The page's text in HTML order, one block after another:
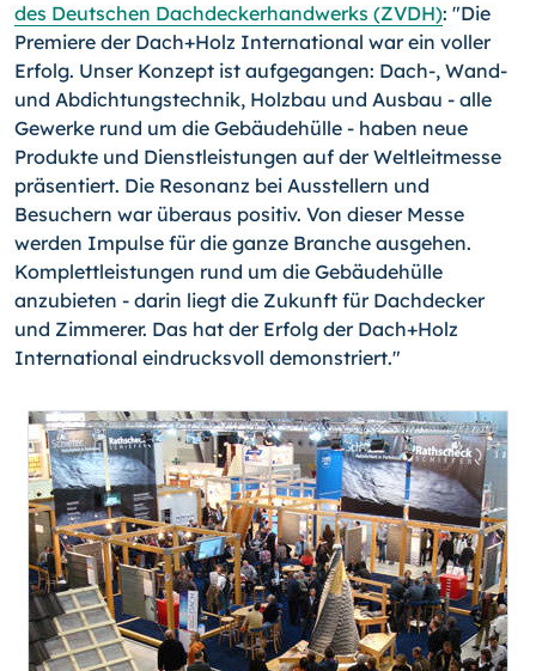
des Deutschen Dachdeckerhandwerks (ZVDH): "Die
Premiere der Dach+Holz International war ein voller
Erfolg. Unser Konzept ist aufgegangen: Dach-, Wand-
und Abdichtungstechnik, Holzbau und Ausbau - alle
Gewerke rund um die Gebäudehülle - haben neue
Produkte und Dienstleistungen auf der Weltleitmesse
präsentiert. Die Resonanz bei Ausstellern und
Besuchern war überaus positiv. Von dieser Messe
werden Impulse für die ganze Branche ausgehen.
Komplettleistungen rund um die Gebäudehülle
anzubieten - darin liegt die Zukunft für Dachdecker
und Zimmerer. Das hat der Erfolg der Dach+Holz
International eindrucksvoll demonstriert."